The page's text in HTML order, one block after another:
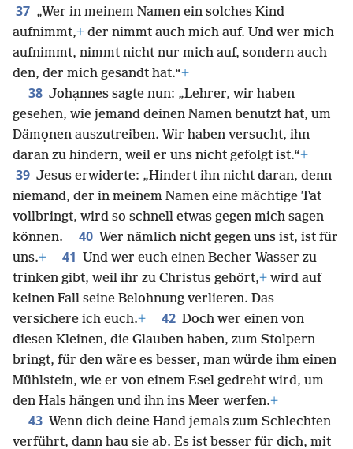
37 „Wer in meinem Namen ein solches Kind
aufnimmt,+ der nimmt auch mich auf. Und wer mich
aufnimmt, nimmt nicht nur mich auf, sondern auch
den, der mich gesandt hat.“+
38 Johạnnes sagte nun: „Lehrer, wir haben
gesehen, wie jemand deinen Namen benutzt hat, um
Dämọnen auszutreiben. Wir haben versucht, ihn
daran zu hindern, weil er uns nicht gefolgt ist.“+
39 Jesus erwiderte: „Hindert ihn nicht daran, denn
niemand, der in meinem Namen eine mächtige Tat
vollbringt, wird so schnell etwas gegen mich sagen
können.
40 Wer nämlich nicht gegen uns ist, ist für
uns.+ 41 Und wer euch einen Becher Wasser zu
trinken gibt, weil ihr zu Christus gehört,+ wird auf
keinen Fall seine Belohnung verlieren. Das
versichere ich euch.+ 42 Doch wer einen von
diesen Kleinen, die Glauben haben, zum Stolpern
bringt, für den wäre es besser, man würde ihm einen
Mühlstein, wie er von einem Esel gedreht wird, um
den Hals hängen und ihn ins Meer werfen.+
43 Wenn dich deine Hand jemals zum Schlechten
verführt, dann hau sie ab. Es ist besser für dich, mit